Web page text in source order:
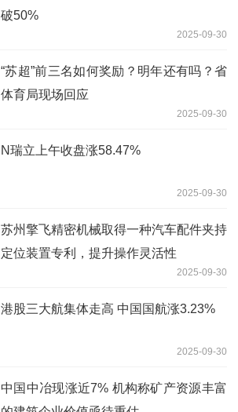
破50%
2025-09-30
“苏超”前三名如何奖励？明年还有吗？省
体育局现场回应
2025-09-30
N瑞立上午收盘涨58.47%
2025-09-30
苏州擎飞精密机械取得一种汽车配件夹持
定位装置专利，提升操作灵活性
2025-09-30
港股三大航集体走高 中国国航涨3.23%
2025-09-30
中国中冶现涨近7% 机构称矿产资源丰富